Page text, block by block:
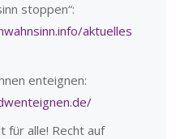
stoppen“:
aktuelles
enteignen:
für alle! Recht auf